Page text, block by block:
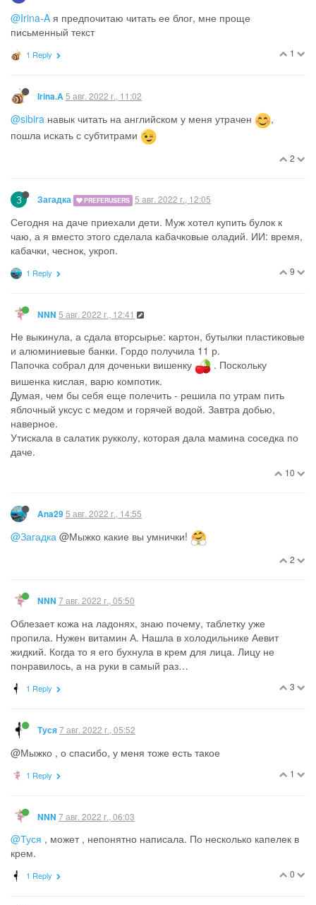
@Irina-A я предпочитаю читать ее блог, мне проще
письменный текст
1
1 Reply
Irina.A5 авг. 2022 г., 11:02
@sibira навык читать на английском у меня утрачен
,
пошла искать с субтитрами
2
З Загадка PREFERUSERS 5 авг. 2022 г., 12:05
Сегодня на даче приехали дети. Муж хотел купить булок к
чаю, а я вместо этого сделала кабачковые оладий. ИИ: время,
кабачки, чеснок, укроп.
9
1 Reply
NNN 5 авг. 2022 г., 12:41
Не выкинула, а сдала вторсырье: картон, бутылки пластиковые
и алюминиевые банки. Гордо получила 11 р.
Папочка собрал для доченьки вишенку
. Поскольку
вишенка кислая, варю компотик.
Думая, чем бы себя еще полечить - решила по утрам пить
яблочный уксус с медом и горячей водой. Завтра добью,
наверное.
Утискала в салатик рукколу, которая дала мамина соседка по
даче.
10
Ana29 5 авг. 2022 г., 14:55
@Загадка @Мыжко какие вы умнички!
2
NNN 7 авг. 2022 г., 05:50
Облезает кожа на ладонях, знаю почему, таблетку уже
пропила. Нужен витамин А. Нашла в холодильнике Аевит
жидкий. Когда то я его бухнула в крем для лица. Лицу не
понравилось, а на руки в самый раз…
3
1 Reply
Туся7 авг. 2022 г., 05:52
@Мыжко , о спасибо, у меня тоже есть такое
1
1 Reply
NNN 7 авг. 2022 г., 06:03
@Туся , может , непонятно написала. По несколько капелек в
крем.
0
1 Reply